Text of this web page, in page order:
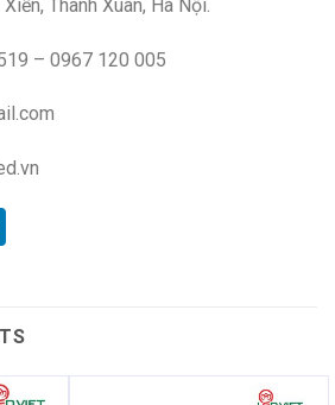
Thanh Xuân, Hà Nội.
– 0967 120 005